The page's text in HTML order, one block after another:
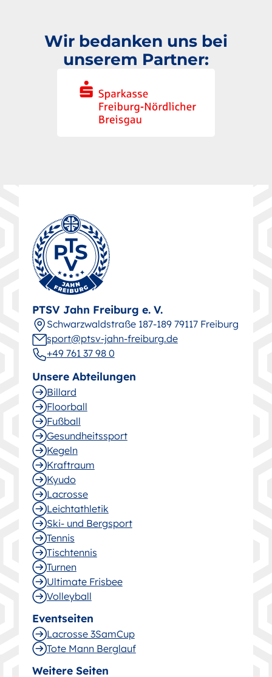
Wir bedanken uns bei
unserem Partner:
PTSV Jahn Freiburg e. V.
Schwarz­wald­straße 187-189 79117 Freiburg
sport@ptsv-jahn-freiburg.de
+49 761 37 98 0
Unsere Abteilungen
Billard
Floorball
Fußball
Gesund­heitssport
Kegeln
Kraftraum
Kyudo
Lacrosse
Leichtathletik
Ski- und Bergsport
Tennis
Tischtennis
Turnen
Ultimate Frisbee
Volleyball
Eventseiten
Lacrosse 3SamCup
Tote Mann Berglauf
Weitere Seiten